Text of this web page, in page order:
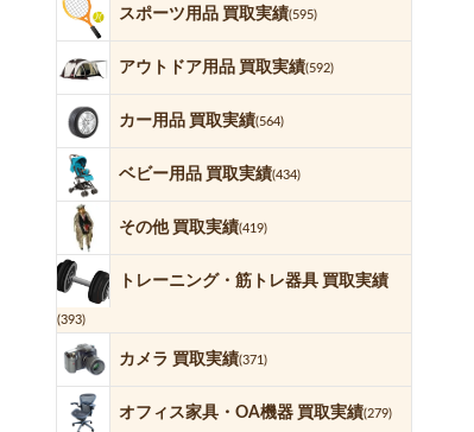
スポーツ用品 買取実績(595)
アウトドア用品 買取実績(592)
カー用品 買取実績(564)
ベビー用品 買取実績(434)
その他 買取実績(419)
トレーニング・筋トレ器具 買取実績
(393)
カメラ 買取実績(371)
オフィス家具・OA機器 買取実績(279)